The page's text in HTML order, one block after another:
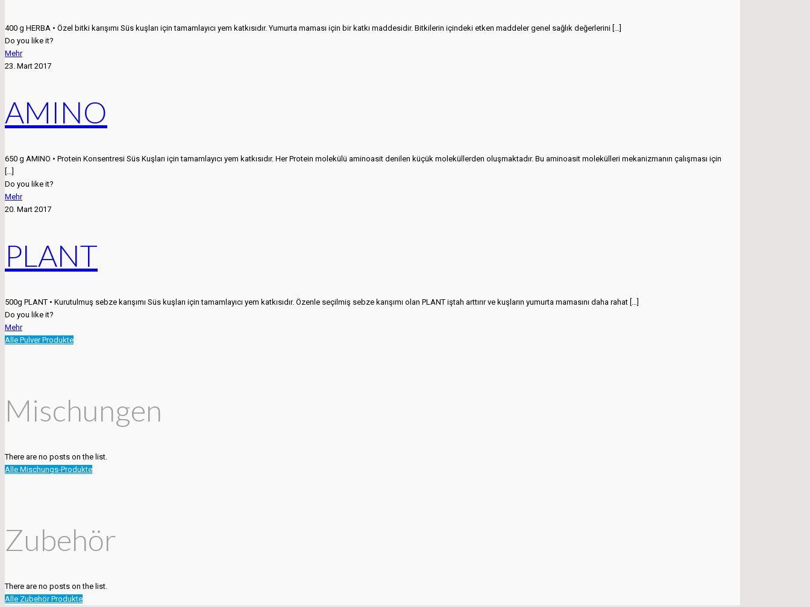
400 g HERBA • Özel bitki karışımı Süs kuşları için tamamlayıcı yem katkısıdır. Yumurta maması için bir katkı maddesidir. Bitkilerin içindeki etken maddeler genel sağlık değerlerini […]
Do you like it?
Mehr
23. Mart 2017
AMINO
650 g AMINO • Protein Konsentresi Süs Kuşları için tamamlayıcı yem katkısıdır. Her Protein molekülü aminoasit denilen küçük moleküllerden oluşmaktadır. Bu aminoasit molekülleri mekanizmanın çalışması için
[…]
Do you like it?
Mehr
20. Mart 2017
PLANT
500g PLANT • Kurutulmuş sebze karışımı Süs kuşları için tamamlayıcı yem katkısıdır. Özenle seçilmiş sebze karışımı olan PLANT iştah arttırır ve kuşların yumurta mamasını daha rahat […]
Do you like it?
Mehr
Alle Pulver Produkte
Mischungen
There are no posts on the list.
Alle Mischungs-Produkte
Zubehör
There are no posts on the list.
Alle Zubehör Produkte